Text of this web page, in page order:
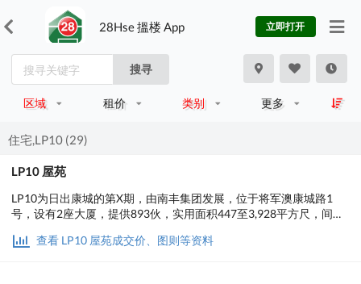
28Hse 搵楼 App 立即打开
搜寻
区域 租价 类别 更多
住宅,LP10 (29)
LP10 屋苑
LP10为日出康城的第X期，由南丰集团发展，位于将军澳康城路1
号，设有2座大厦，提供893伙，实用面积447至3,928平方尺，间隔
房连双套房及工人套房、4房连4套房及工人套房、5房连5套房及工
查看 LP10 屋苑成交价、图则等资料